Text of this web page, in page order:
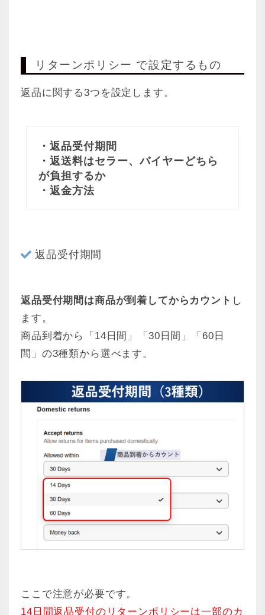
リターンポリシー で設定するもの
返品に関する3つを設定します。
・返品受付期間
・返送料はセラー、バイヤーどちら
が負担するか
・返金方法
返品受付期間
返品受付期間は商品が到着してからカウント し
ます。
商品到着から「14日間」「30日間」「60日
間」の3種類から選べます。
ここで注意が必要です。
14日間返品受付のリターンポリシーは一部のカ